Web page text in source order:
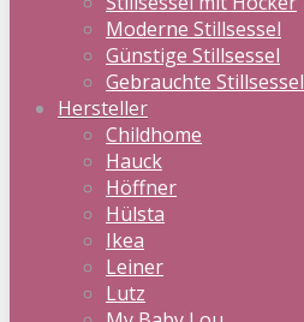
Moderne Stillsessel
Günstige Stillsessel
Gebrauchte Stillsessel
Hersteller
Childhome
Hauck
Höffner
Hülsta
Ikea
Leiner
Lutz